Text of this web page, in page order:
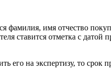
фамилия, имя отчество
ставится отметка с датой
его на экспертизу, то срок